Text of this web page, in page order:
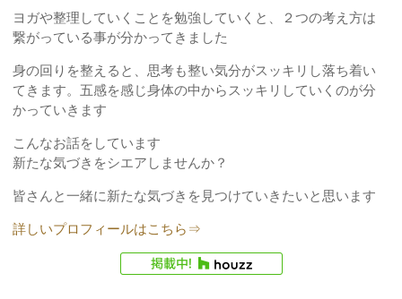
ヨガや整理していくことを勉強していくと、２つの考え方は
繋がっている事が分かってきました
身の回りを整えると、思考も整い気分がスッキリし落ち着い
てきます。五感を感じ身体の中からスッキリしていくのが分
かっていきます
こんなお話をしています
新たな気づきをシエアしませんか？
皆さんと一緒に新たな気づきを見つけていきたいと思います
詳しいプロフィールはこちら⇒